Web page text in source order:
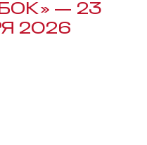
— 23
2026